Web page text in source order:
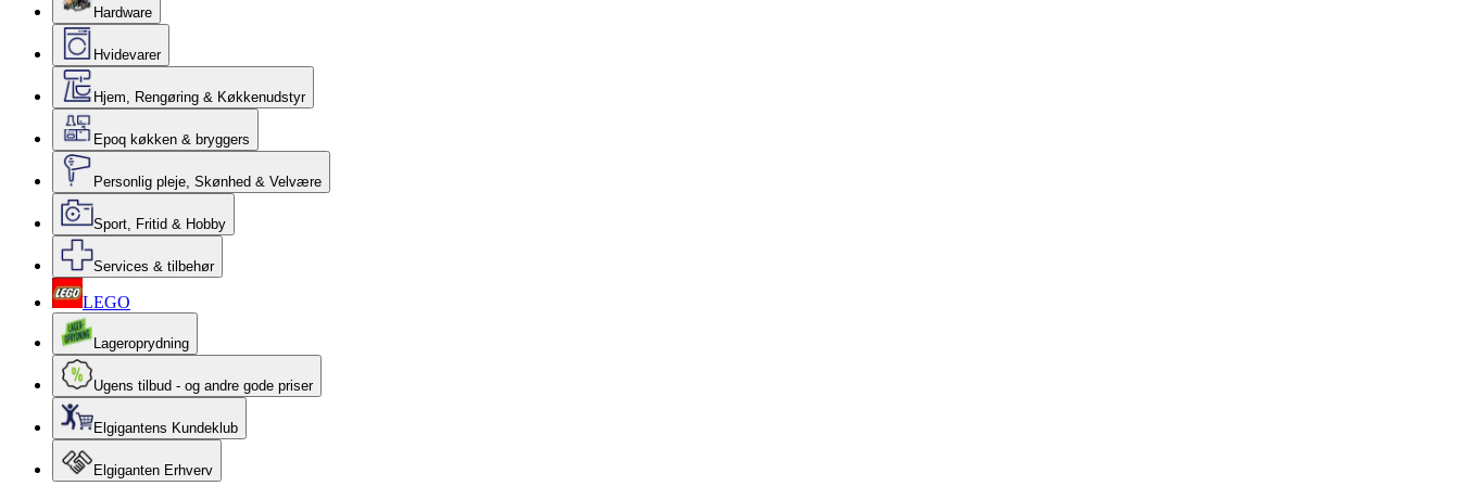
Hardware
Hvidevarer
Hjem, Rengøring & Køkkenudstyr
Epoq køkken & bryggers
Personlig pleje, Skønhed & Velvære
Sport, Fritid & Hobby
Services & tilbehør
LEGO
Lageroprydning
Ugens tilbud - og andre gode priser
Elgigantens Kundeklub
Elgiganten Erhverv